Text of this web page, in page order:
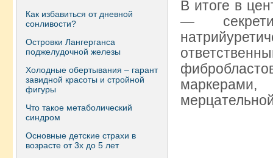
Как избавиться от дневной
сонливости?
Островки Лангерганса
поджелудочной железы
Холодные обертывания – гарант
завидной красоты и стройной
фигуры
Что такое метаболический
синдром
Основные детские страхи в
возрасте от 3х до 5 лет
В итоге в
—